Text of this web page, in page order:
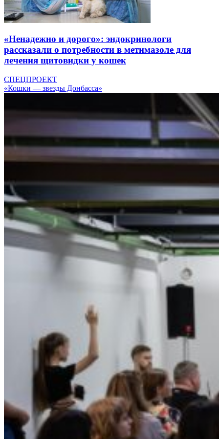
«Ненадежно и дорого»: эндокринологи
рассказали о потребности в метимазоле для
лечения щитовидки у кошек
СПЕЦПРОЕКТ
«Кошки — звезды Донбасса»